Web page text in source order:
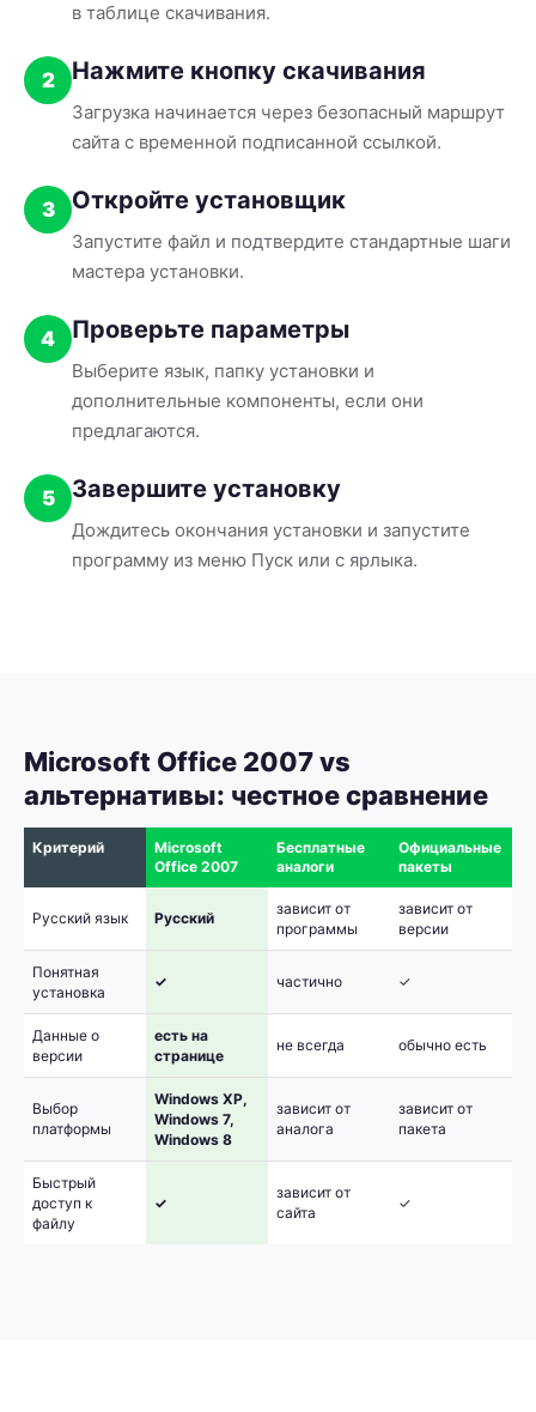
в таблице скачивания.
2 Нажмите кнопку скачивания
Загрузка начинается через безопасный маршрут
сайта с временной подписанной ссылкой.
3 Откройте установщик
Запустите файл и подтвердите стандартные шаги
мастера установки.
4 Проверьте параметры
Выберите язык, папку установки и
дополнительные компоненты, если они
предлагаются.
5 Завершите установку
Дождитесь окончания установки и запустите
программу из меню Пуск или с ярлыка.
Microsoft Office 2007 vs
альтернативы: честное сравнение
Критерий
Microsoft
Office 2007
Бесплатные
аналоги
Официальные
пакеты
Русский язык Русский
зависит от
программы
зависит от
версии
Понятная
установка
✓ частично ✓
Данные о
версии
есть на
странице
не всегда обычно есть
Выбор
платформы
Windows XP,
Windows 7,
Windows 8
зависит от
аналога
зависит от
пакета
Быстрый
доступ к
файлу
✓
зависит от
сайта
✓